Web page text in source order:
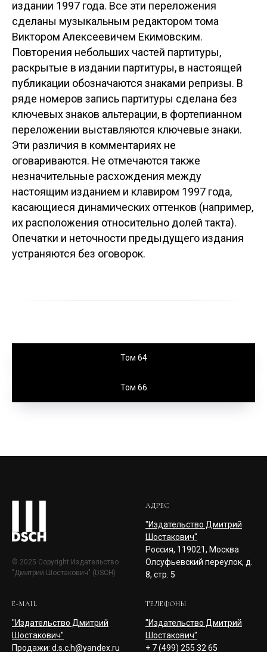
издании 1997 года. Все эти переложения
сделаны музыкальным редактором тома
Виктором Алексеевичем Екимовским.
Повторения небольших частей партитуры,
раскрытые в издании партитуры, в настоящей
публикации обозначаются знаками репризы. В
ряде номеров запись партитуры сделана без
ключевых знаков альтерации, в фортепианном
переложении выставляются ключевые знаки.
Эти различия в комментариях не
оговариваются. Не отмечаются также
незначительные расхождения между
настоящим изданием и клавиром 1997 года,
касающиеся динамических оттенков (например,
их расположения относительно долей такта).
Опечатки и неточности предыдущего издания
устраняются без оговорок.
Том 64
Том 66
© 2025 Copyright Издательство
"Дмитрий Шостакович" (DSCH)
АДРЕС
"Издательство Дмитрий
Шостакович"
Россия, 119021, Москва
Олсуфьевский переулок, д.
8, стр. 5
E-MAIL
"Издательство Дмитрий
Шостакович"
Продажи: d.s.c.h@yandex.ru
ТЕЛЕФОНЫ
"Издательство Дмитрий
Шостакович"
+ 7 (499) 255 32 65